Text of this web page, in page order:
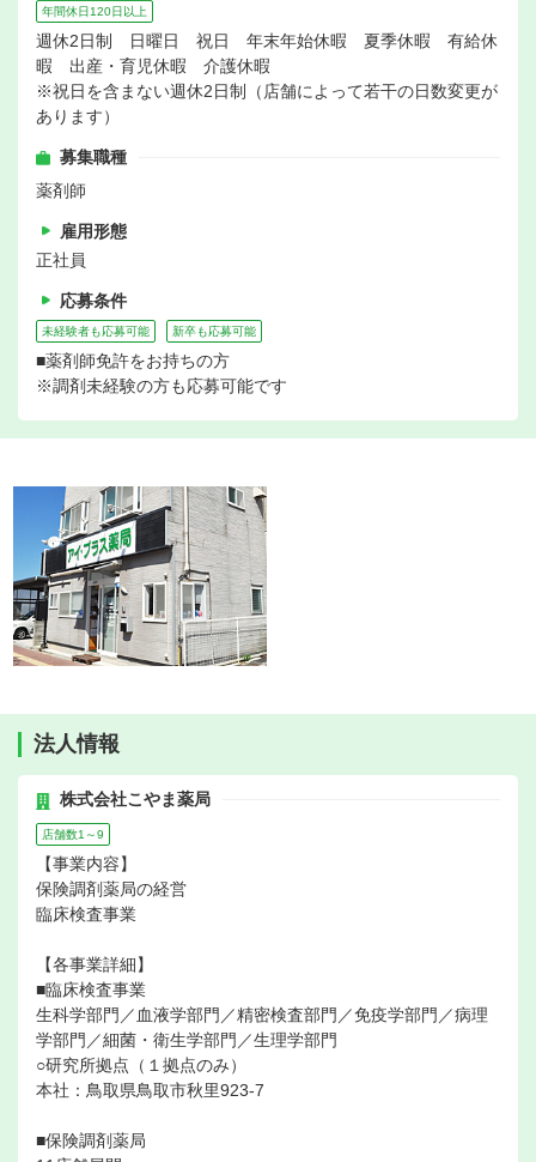
年間休日120日以上
週休2日制 日曜日 祝日 年末年始休暇 夏季休暇 有給休
暇 出産・育児休暇 介護休暇
※祝日を含まない週休2日制（店舗によって若干の日数変更が
あります）
募集職種
薬剤師
雇用形態
正社員
応募条件
未経験者も応募可能 新卒も応募可能
■薬剤師免許をお持ちの方
※調剤未経験の方も応募可能です
法人情報
株式会社こやま薬局
店舗数1～9
【事業内容】
保険調剤薬局の経営
臨床検査事業
【各事業詳細】
■臨床検査事業
生科学部門／血液学部門／精密検査部門／免疫学部門／病理
学部門／細菌・衛生学部門／生理学部門
○研究所拠点（１拠点のみ）
本社：鳥取県鳥取市秋里923-7
■保険調剤薬局